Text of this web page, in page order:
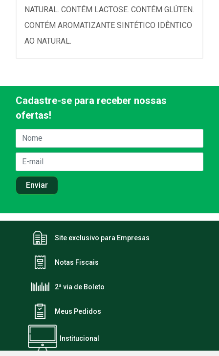
NATURAL. CONTÉM LACTOSE. CONTÉM GLÚTEN.
CONTÉM AROMATIZANTE SINTÉTICO IDÊNTICO
AO NATURAL.
Cadastre-se para receber nossas
ofertas!
Site exclusivo para Empresas
Notas Fiscais
2ª via de Boleto
Meus Pedidos
Institucional